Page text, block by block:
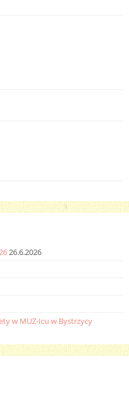
26.6.2026
w MUZ-Icu w Bystrzycy